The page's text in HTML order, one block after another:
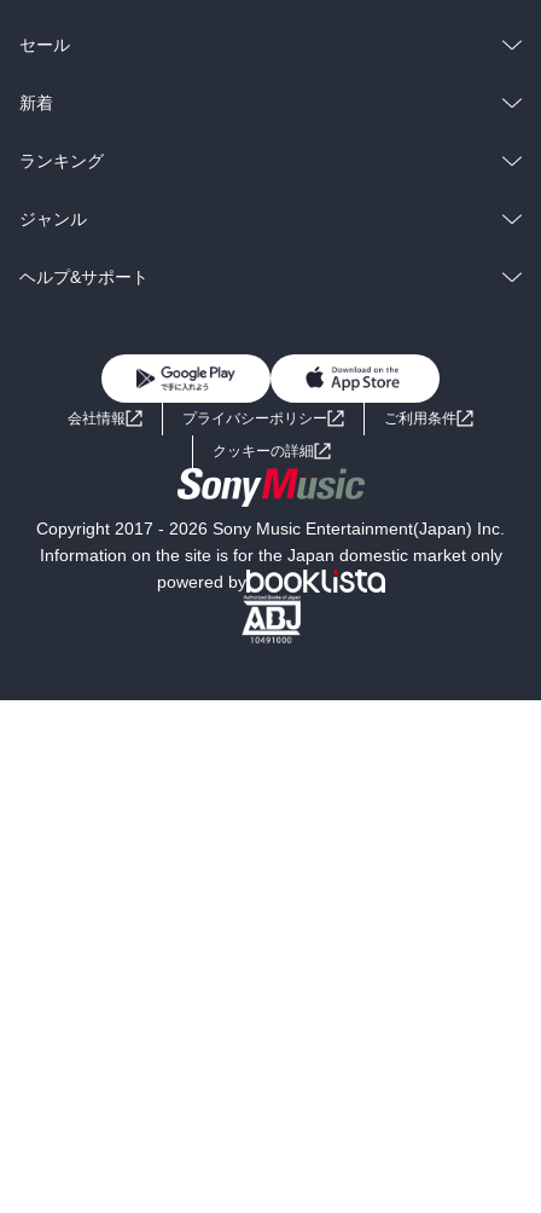
総合
ラノベ
雑誌・グラビア
BL・TL
セール
総合
ラノベ
雑誌・グラビア
BL・TL
新着
総合
ラノベ
雑誌・グラビア
ランキング
総合
ラノベ
ジャンル
コミック
ライトノベル 男子向けラノベ
小説
海外小説
ミステリー SF
文学
ヘルプ&サポート
よくあるご質問 お問い合わせ
会社情報 プライバシーポリシー
ご利用条件
クッキーの詳細
Copyright 2017 - 2026 Sony Music Entertainment(Japan) Inc.
Information on the site is for the Japan domestic market only
powered by